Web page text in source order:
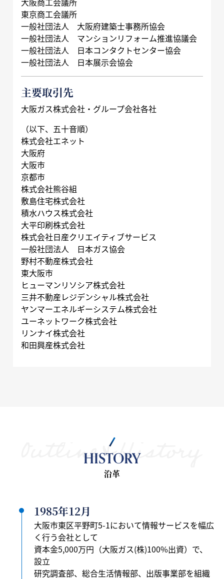
東京商工会議所
一般社団法人 大阪府建築士事務所協会
一般社団法人 マンションリフォーム推進協議会
一般社団法人 日本コンタクトセンター協会
一般社団法人 日本展示会協会
主要取引先
大阪ガス株式会社・グループ会社各社
（以下、五十音順）
株式会社エネット
大阪府
大阪市
京都市
株式会社熊谷組
敷島住宅株式会社
積水ハウス株式会社
大平印刷株式会社
株式会社日産クリエイティブサービス
一般社団法人 日本ガス協会
野村不動産株式会社
東大阪市
ヒューマンリソシア株式会社
三井不動産レジデンシャル株式会社
ヤンマーエネルギーシステム株式会社
ユーネットワーク株式会社
リンナイ株式会社
和田興産株式会社
HISTORY
沿革
1985年12月
大阪市東区平野町5-1において情報サービスを幅広
く行う会社として
資本金5,000万円（大阪ガス(株)100%出資）で、
設立
研究調査部、総合生活情報部、出版事業部を組織